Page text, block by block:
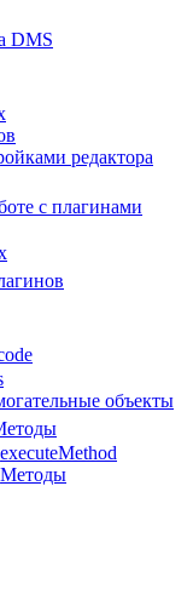
DMS
редактора
с плагинами
объекты
executeMethod
Методы